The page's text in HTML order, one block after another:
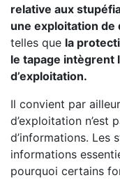
relative aux
une exploitation de
telles que la
le tapage intègrent
d’exploitation.
Il convient par
d’exploitation n’est
d’informations. Les
informations
pourquoi certains